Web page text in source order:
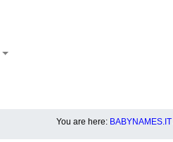
You are here: BABYNAMES.IT